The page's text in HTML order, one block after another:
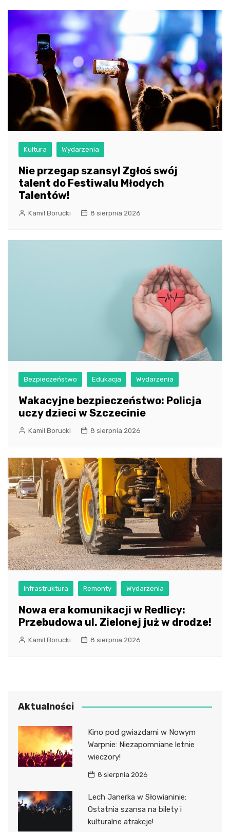
Kultura Wydarzenia
Nie przegap szansy! Zgłoś swój
talent do Festiwalu Młodych
Talentów!
Kamil Borucki 8 sierpnia 2026
Bezpieczeństwo Edukacja Wydarzenia
Wakacyjne bezpieczeństwo: Policja
uczy dzieci w Szczecinie
Kamil Borucki 8 sierpnia 2026
Infrastruktura Remonty Wydarzenia
Nowa era komunikacji w Redlicy:
Przebudowa ul. Zielonej już w drodze!
Kamil Borucki 8 sierpnia 2026
Aktualności
Kino pod gwiazdami w Nowym
Warpnie: Niezapomniane letnie
wieczory!
8 sierpnia 2026
Lech Janerka w Słowianinie:
Ostatnia szansa na bilety i
kulturalne atrakcje!